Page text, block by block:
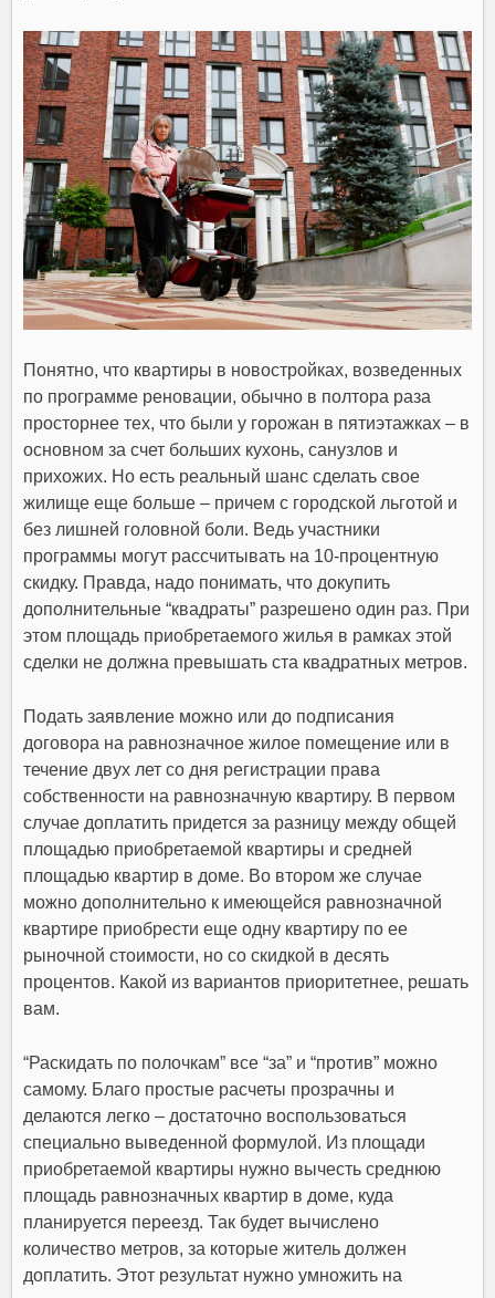
Понятно, что квартиры в новостройках, возведенных
по программе реновации, обычно в полтора раза
просторнее тех, что были у горожан в пятиэтажках – в
основном за счет больших кухонь, санузлов и
прихожих. Но есть реальный шанс сделать свое
жилище еще больше – причем с городской льготой и
без лишней головной боли. Ведь участники
программы могут рассчитывать на 10-процентную
скидку. Правда, надо понимать, что докупить
дополнительные “квадраты” разрешено один раз. При
этом площадь приобретаемого жилья в рамках этой
сделки не должна превышать ста квадратных метров.
Подать заявление можно или до подписания
договора на равнозначное жилое помещение или в
течение двух лет со дня регистрации права
собственности на равнозначную квартиру. В первом
случае доплатить придется за разницу между общей
площадью приобретаемой квартиры и средней
площадью квартир в доме. Во втором же случае
можно дополнительно к имеющейся равнозначной
квартире приобрести еще одну квартиру по ее
рыночной стоимости, но со скидкой в десять
процентов. Какой из вариантов приоритетнее, решать
вам.
“Раскидать по полочкам” все “за” и “против” можно
самому. Благо простые расчеты прозрачны и
делаются легко – достаточно воспользоваться
специально выведенной формулой. Из площади
приобретаемой квартиры нужно вычесть среднюю
площадь равнозначных квартир в доме, куда
планируется переезд. Так будет вычислено
количество метров, за которые житель должен
доплатить. Этот результат нужно умножить на